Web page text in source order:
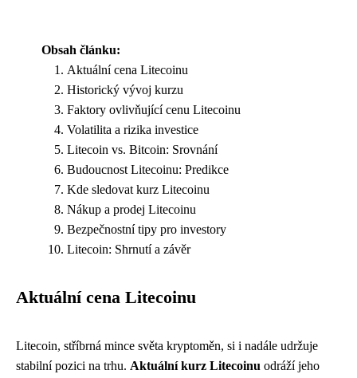
Obsah článku:
Aktuální cena Litecoinu
Historický vývoj kurzu
Faktory ovlivňující cenu Litecoinu
Volatilita a rizika investice
Litecoin vs. Bitcoin: Srovnání
Budoucnost Litecoinu: Predikce
Kde sledovat kurz Litecoinu
Nákup a prodej Litecoinu
Bezpečnostní tipy pro investory
Litecoin: Shrnutí a závěr
Aktuální cena Litecoinu
Litecoin, stříbrná mince světa kryptoměn, si i nadále udržuje
stabilní pozici na trhu. Aktuální kurz Litecoinu odráží jeho